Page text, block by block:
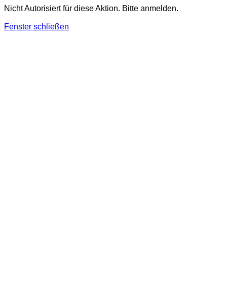
Nicht Autorisiert für diese Aktion. Bitte anmelden.
Fenster schließen